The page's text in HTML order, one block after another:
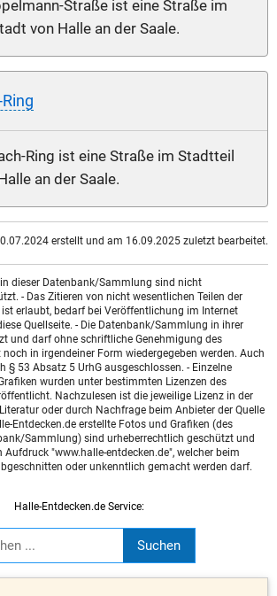
Straße ist eine Straße im
von Halle an der Saale.
Ring ist eine Straße im Stadtteil
an der Saale.
erstellt und am 16.09.2025 zuletzt bearbeitet.
dieser Datenbank/Sammlung sind nicht
- Das Zitieren von nicht wesentlichen Teilen der
erlaubt, bedarf bei Veröffentlichung im Internet
Quellseite. - Die Datenbank/Sammlung in ihrer
und darf ohne schriftliche Genehmigung des
in irgendeiner Form wiedergegeben werden. Auch
§ 53 Absatz 5 UrhG ausgeschlossen. - Einzelne
wurden unter bestimmten Lizenzen des
Nachzulesen ist die jeweilige Lizenz in der
oder durch Nachfrage beim Anbieter der Quelle
Entdecken.de erstellte Fotos und Grafiken (des
Sammlung) sind urheberrechtlich geschützt und
"www.halle-entdecken.de", welcher beim
oder unkenntlich gemacht werden darf.
Halle-Entdecken.de Service: